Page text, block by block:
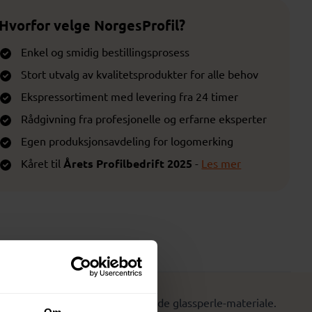
Hvorfor velge NorgesProfil?
Enkel og smidig bestillingsprosess
Stort utvalg av kvalitetsprodukter for alle behov
Ekspressortiment med levering fra 24 timer
Rådgivning fra profesjonelle og erfarne eksperter
Egen produksjonsavdeling for logomerking
Kåret til Årets Profilbedrift 2025 - Les mer
polyester med reflekterende glassperle-materiale.